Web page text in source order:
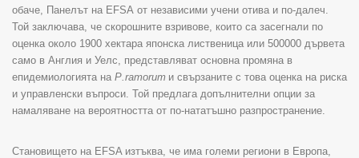
обаче, Панелът на EFSA от независими учени отива и по-далеч.
Той заключава, че скорошните взривове, които са засегнали по
оценка около 1900 хектара японска лиственица или 500000 дървета
само в Англия и Уелс, представляват основна промяна в
епидемиологията на P ramorum и свързаните с това оценка на риска
и управленски въпроси. Той предлага допълнителни опции за
намаляване на вероятността от по-нататъшно разпространение.
Становището на EFSA изтъква, че има големи региони в Европа,